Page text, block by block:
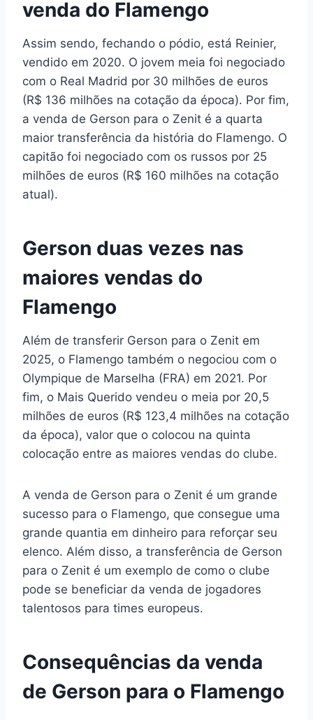
venda do Flamengo
Assim sendo, fechando o pódio, está Reinier,
vendido em 2020. O jovem meia foi negociado
com o Real Madrid por 30 milhões de euros
(R$ 136 milhões na cotação da época). Por fim,
a venda de Gerson para o Zenit é a quarta
maior transferência da história do Flamengo. O
capitão foi negociado com os russos por 25
milhões de euros (R$ 160 milhões na cotação
atual).
Gerson duas vezes nas
maiores vendas do
Flamengo
Além de transferir Gerson para o Zenit em
2025, o Flamengo também o negociou com o
Olympique de Marselha (FRA) em 2021. Por
fim, o Mais Querido vendeu o meia por 20,5
milhões de euros (R$ 123,4 milhões na cotação
da época), valor que o colocou na quinta
colocação entre as maiores vendas do clube.
A venda de Gerson para o Zenit é um grande
sucesso para o Flamengo, que consegue uma
grande quantia em dinheiro para reforçar seu
elenco. Além disso, a transferência de Gerson
para o Zenit é um exemplo de como o clube
pode se beneficiar da venda de jogadores
talentosos para times europeus.
Consequências da venda
de Gerson para o Flamengo